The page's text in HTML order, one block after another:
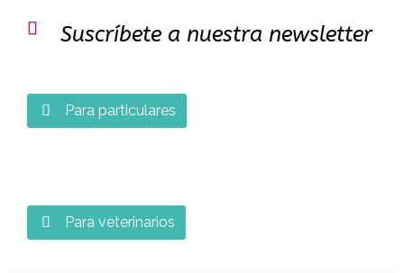
 Suscríbete a nuestra newsletter
 Para particulares
 Para veterinarios